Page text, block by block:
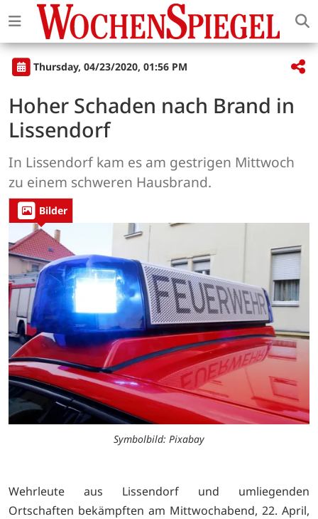
Thursday, 04/23/2020, 01:56 PM
Hoher Schaden nach Brand in
Lissendorf
In Lissendorf kam es am gestrigen Mittwoch
zu einem schweren Hausbrand.
Bilder
Symbolbild: Pixabay
Wehrleute aus Lissendorf und umliegenden
Ortschaften bekämpften am Mittwochabend, 22. April,